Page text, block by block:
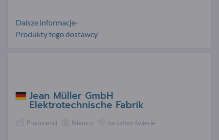
Dalsze informacje-
Produkty tego dostawcy
Jean Müller GmbH
Elektrotechnische Fabrik
Producenci Niemcy na całym świecie